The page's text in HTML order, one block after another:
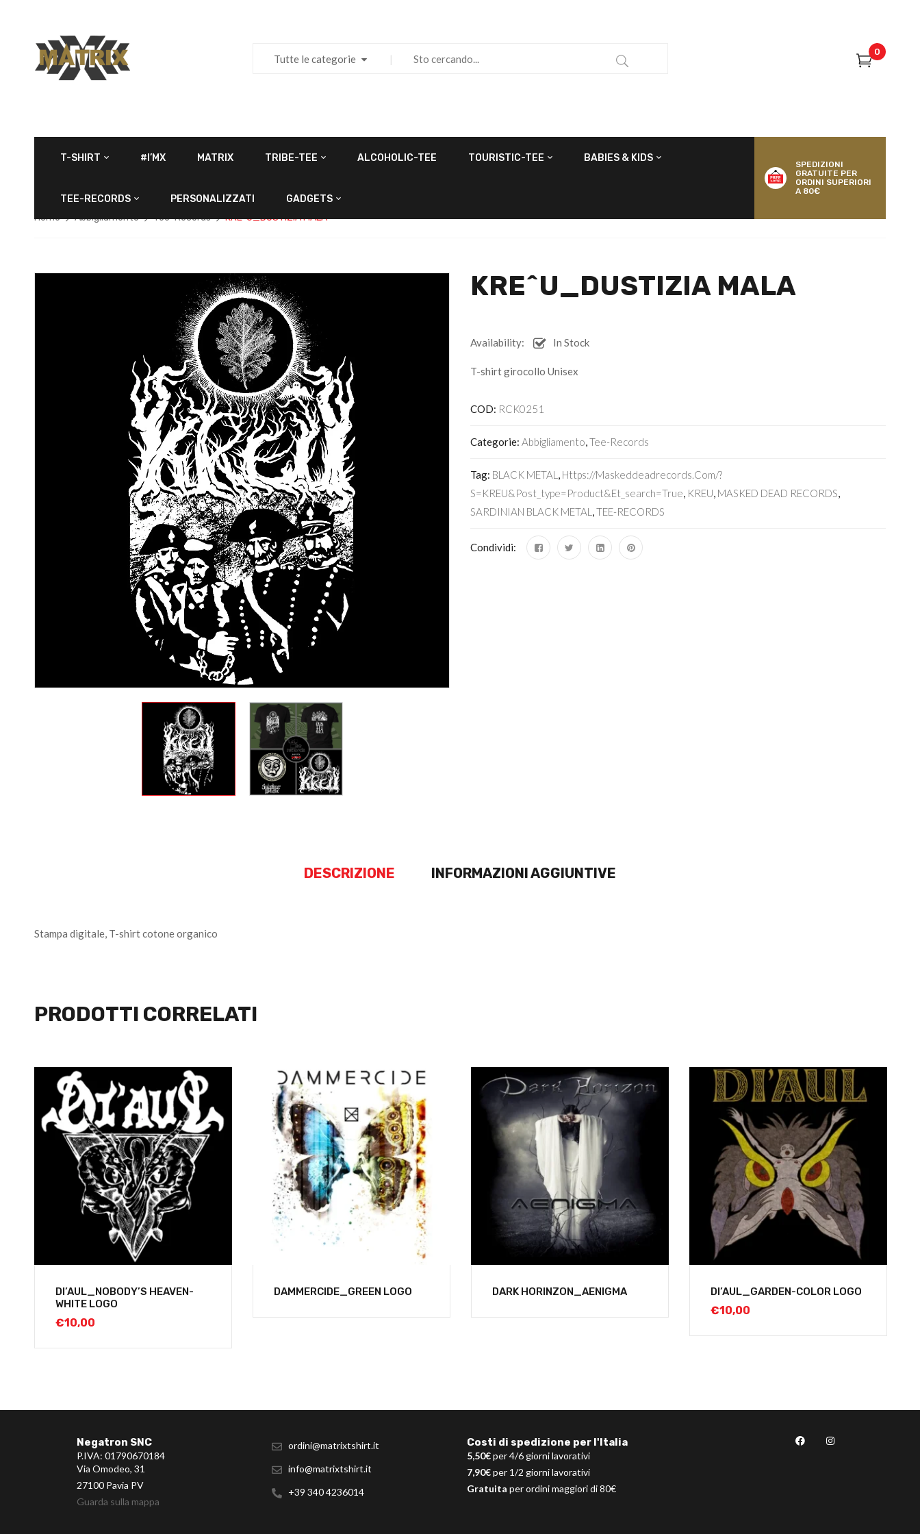
Tutte le categorie
0
T-SHIRT #I’MX MATRIX TRIBE-TEE ALCOHOLIC-TEE TOURISTIC-TEE BABIES & KIDS
TEE-RECORDS PERSONALIZZATI GADGETS
SPEDIZIONI
GRATUITE PER
ORDINI SUPERIORI
A 80€
Home Abbigliamento Tee-Records KRE^U_DUSTIZIA MALA
KRE^U_DUSTIZIA MALA
Availability: In Stock
T-shirt girocollo Unisex
COD: RCK0251
Categorie: Abbigliamento,Tee-Records
Tag: BLACK METAL , Https://maskeddeadrecords.com/?
S=KREU&post_type=product&et_search=true, KREU, MASKED DEAD RECORDS,
SARDINIAN BLACK METAL ,TEE-RECORDS
Condividi:
DESCRIZIONE INFORMAZIONI AGGIUNTIVE
Stampa digitale, T-shirt cotone organico
PRODOTTI CORRELATI
DI’AUL_NOBODY’S HEAVEN-
WHITE LOGO
€10,00
DAMMERCIDE_GREEN LOGO DARK HORINZON_AENIGMA DI’AUL_GARDEN-COLOR LOGO
€10,00
Negatron SNC
P.IVA: 01790670184
Via Omodeo, 31
27100 Pavia PV
Guarda sulla mappa
ordini@matrixtshirt.it
info@matrixtshirt.it
+39 340 4236014
Costi di spedizione per l'Italia
5,50€per 4/6 giorni lavorativi
7,90€per 1/2 giorni lavorativi
Gratuita per ordini maggiori di 80€